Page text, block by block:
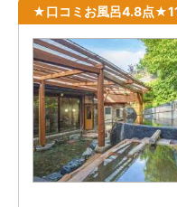
★口コミお風呂4.8点